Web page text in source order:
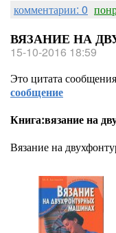
комментарии: 0
ВЯЗАНИЕ НА
15-10-2016 18:59
Это цитата сообщения
сообщение
Книга:вязание на
Вязание на